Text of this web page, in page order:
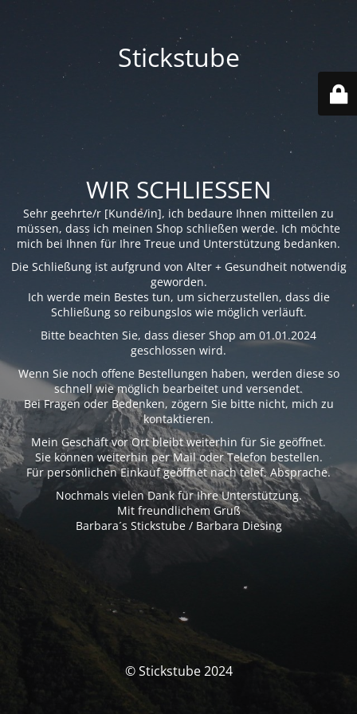
Stickstube
WIR SCHLIESSEN
Sehr geehrte/r [Kunde/in], ich bedaure Ihnen mitteilen zu
müssen, dass ich meinen Shop schließen werde. Ich möchte
mich bei Ihnen für Ihre Treue und Unterstützung bedanken.
Die Schließung ist aufgrund von Alter + Gesundheit notwendig
geworden.
Ich werde mein Bestes tun, um sicherzustellen, dass die
Schließung so reibungslos wie möglich verläuft.
Bitte beachten Sie, dass dieser Shop am 01.01.2024
geschlossen wird.
Wenn Sie noch offene Bestellungen haben, werden diese so
schnell wie möglich bearbeitet und versendet.
Bei Fragen oder Bedenken, zögern Sie bitte nicht, mich zu
kontaktieren.
Mein Geschäft vor Ort bleibt weiterhin für Sie geöffnet.
Sie können weiterhin per Mail oder Telefon bestellen.
Für persönlichen Einkauf geöffnet nach telef. Absprache.
Nochmals vielen Dank für Ihre Unterstützung.
Mit freundlichem Gruß
Barbara´s Stickstube / Barbara Diesing
© Stickstube 2024